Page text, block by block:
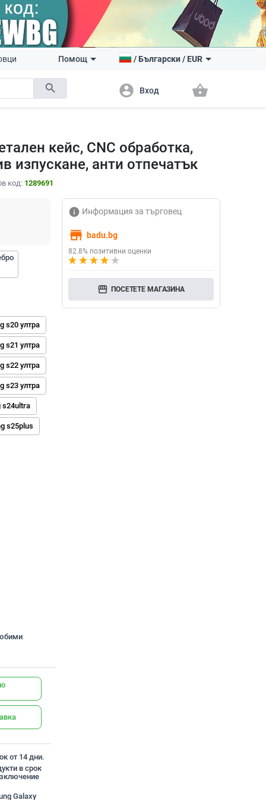
search
Помощ /Български/ EUR
account_circle Вход shopping_basket
кейс, CNC обработка,
изпускане, анти отпечатък
код: 1289691
s20 ултра
s21 ултра
s22 ултра
s23 ултра
s24ultra
s25plus
от 14 дни.
в срок
Galaxy
info Информация за търговец
store badu.bg
82.8% позитивни оценки
storefront ПОСЕТЕТЕ МАГАЗИНА